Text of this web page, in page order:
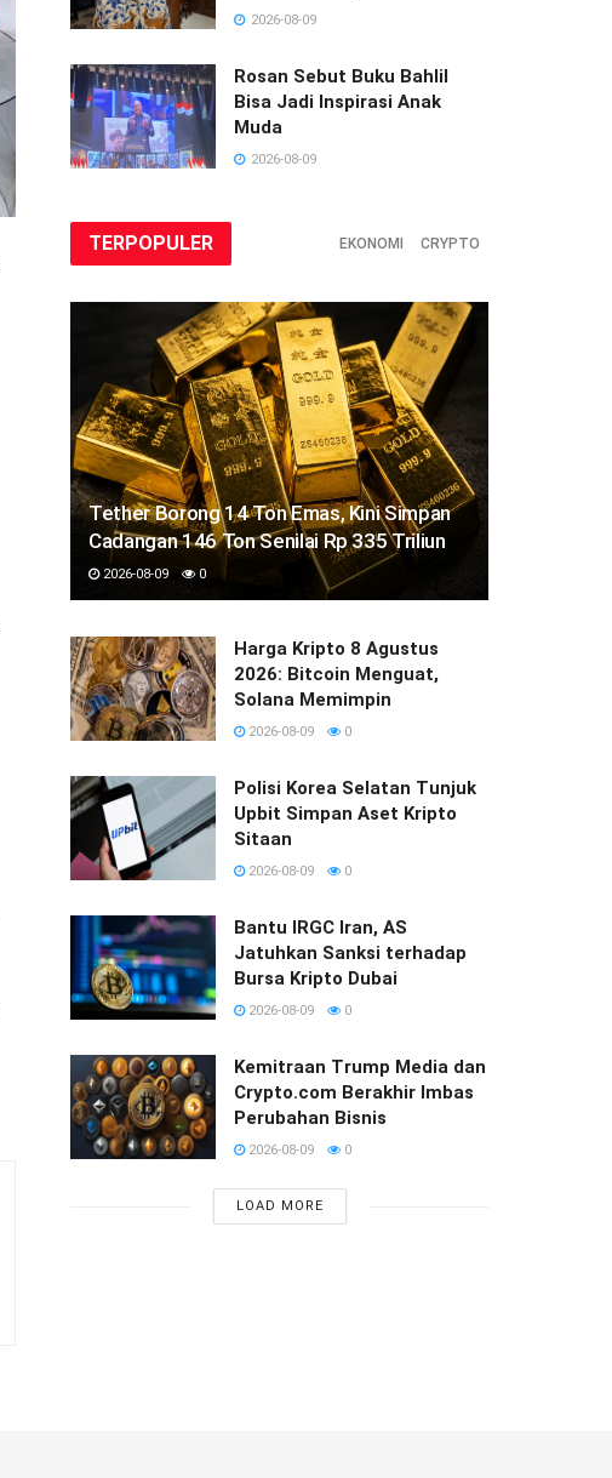
2026-08-09
Rosan Sebut Buku Bahlil
Bisa Jadi Inspirasi Anak
Muda
2026-08-09
TERPOPULER EKONOMI CRYPTO
Tether Borong 14 Ton Emas, Kini Simpan
Cadangan 146 Ton Senilai Rp 335 Triliun
2026-08-09 0
Harga Kripto 8 Agustus
2026: Bitcoin Menguat,
Solana Memimpin
2026-08-09 0
Polisi Korea Selatan Tunjuk
Upbit Simpan Aset Kripto
Sitaan
2026-08-09 0
Bantu IRGC Iran, AS
Jatuhkan Sanksi terhadap
Bursa Kripto Dubai
2026-08-09 0
Kemitraan Trump Media dan
Crypto.com Berakhir Imbas
Perubahan Bisnis
2026-08-09 0
LOAD MORE